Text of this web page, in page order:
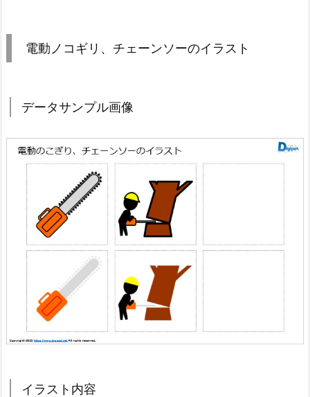
電動ノコギリ、チェーンソーのイラスト
データサンプル画像
イラスト内容